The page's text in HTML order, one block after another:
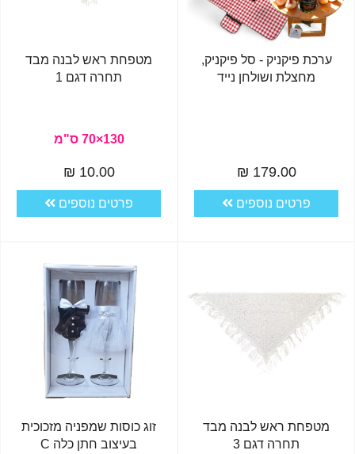
ערכת פיקניק - סל פיקניק,
מחצלת ושולחן נייד
179.00 ₪
פרטים נוספים
מטפחת ראש לבנה מבד
תחרה דגם 1
130×70 ס"מ
10.00 ₪
פרטים נוספים
מטפחת ראש לבנה מבד
תחרה דגם 3
זוג כוסות שמפניה מזכוכית
בעיצוב חתן כלה C